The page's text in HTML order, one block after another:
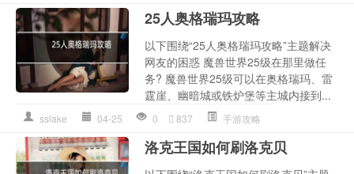
25人奥格瑞玛攻略
以下围绕“25人奥格瑞玛攻略”主题解决
网友的困惑 魔兽世界25级在那里做任
务? 魔兽世界25级可以在奥格瑞玛、雷
霆崖、幽暗城或铁炉堡等主城内接到...
sslake 04-25 0 837 手游攻略
洛克王国如何刷洛克贝